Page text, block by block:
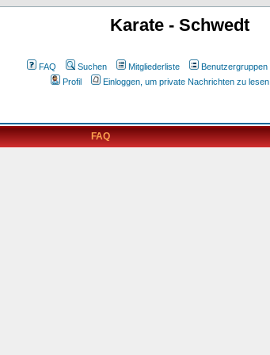
Karate - Schwedt
FAQ Suchen Mitgliederliste Benutzergruppen
Profil
Einloggen, um private Nachrichten zu lesen
FAQ